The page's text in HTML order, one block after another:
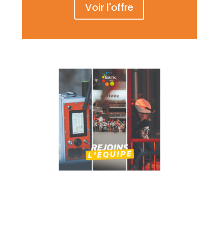
Voir l'offre